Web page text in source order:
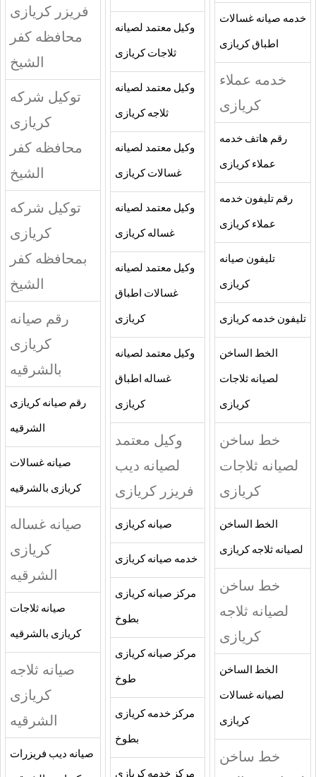
خدمه صيانه غسالات
اطباق كريازى
خدمه عملاء
كريازى
رقم هاتف خدمه
عملاء كريازى
رقم تليفون خدمه
عملاء كريازى
تليفون صيانه
كريازى
تليفون خدمه كريازى
الخط الساخن
لصيانه ثلاجات
كريازى
خط ساخن
لصيانه ثلاجات
كريازى
الخط الساخن
لصيانه ثلاجه كريازى
خط ساخن
لصيانه ثلاجه
كريازى
الخط الساخن
لصيانه غسالات
كريازى
خط ساخن
وكيل معتمد لصيانه
ثلاجات كريازى
وكيل معتمد لصيانه
ثلاجه كريازى
وكيل معتمد لصيانه
غسالات كريازى
وكيل معتمد لصيانه
غساله كريازى
وكيل معتمد لصيانه
غسالات اطباق
كريازى
وكيل معتمد لصيانه
غساله اطباق
كريازى
وكيل معتمد
لصيانه ديب
فريزر كريازى
صيانه كريازى
خدمه صيانه كريازى
مركز صيانه كريازى
بطوخ
مركز صيانه كريازى
طوخ
مركز خدمه كريازى
بطوخ
مركز خدمه كريازى
فريزر كريازى
محافظه كفر
الشيخ
توكيل شركه
كريازى
محافظه كفر
الشيخ
توكيل شركه
كريازى
بمحافظه كفر
الشيخ
رقم صيانه
كريازى
بالشرقيه
رقم صيانه كريازى
الشرقيه
صيانه غسالات
كريازى بالشرقيه
صيانه غساله
كريازى
الشرقيه
صيانه ثلاجات
كريازى بالشرقيه
صيانه ثلاجه
كريازى
الشرقيه
صيانه ديب فريزرات